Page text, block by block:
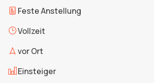
Feste Anstellung
Vollzeit
vor Ort
Einsteiger